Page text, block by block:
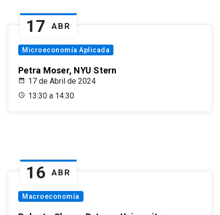
17 ABR
Microeconomía Aplicada
Petra Moser, NYU Stern
17 de Abril de 2024
13:30 a 14:30
16 ABR
Macroeconomía